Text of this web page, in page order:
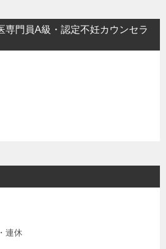
専門員A級・認定不妊カウンセラ
連休